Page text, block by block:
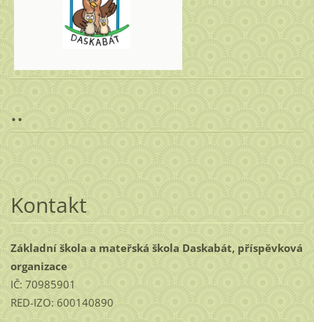
..
Kontakt
Základní škola a mateřská škola Daskabát, příspěvková
organizace
IČ: 70985901
RED-IZO: 600140890